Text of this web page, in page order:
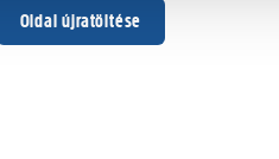
Oldal újratöltése